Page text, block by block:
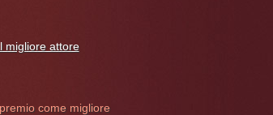
migliore attore
come migliore